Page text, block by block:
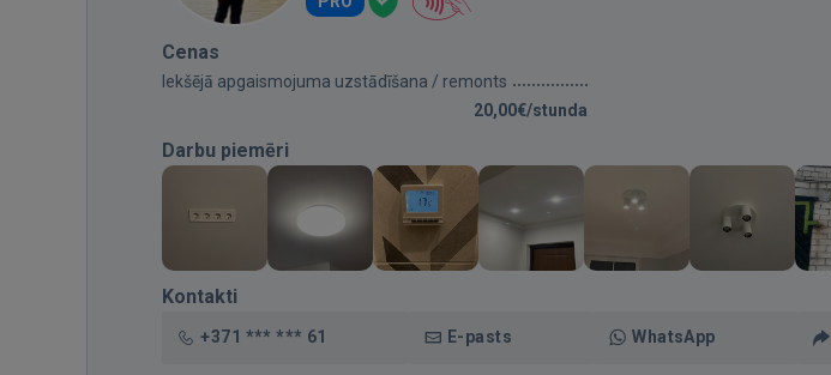
Cenas
Iekšējā apgaismojuma uzstādīšana / remonts
20,00€/stunda
Darbu piemēri
Kontakti
+371 *** *** 61 E-pasts WhatsApp